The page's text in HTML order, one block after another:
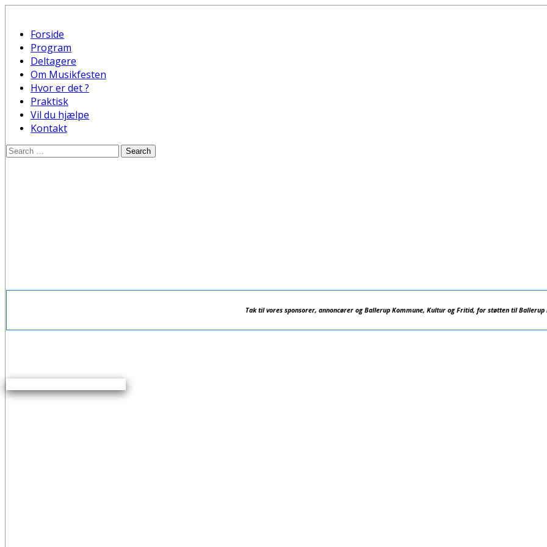
Forside
Program
Deltagere
Om Musikfesten
Hvor er det ?
Praktisk
Vil du hjælpe
Kontakt
Search
for:
Tak til vores sponsorer, annoncører og Ballerup Kommune, Kultur og Fritid, for støtten til Ballerup